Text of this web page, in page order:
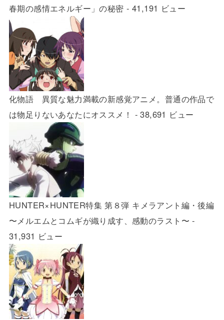
春期の感情エネルギー」の秘密 - 41,191 ビュー
化物語 異質な魅力満載の新感覚アニメ。普通の作品で
は物足りないあなたにオススメ！ - 38,691 ビュー
HUNTER×HUNTER特集 第８弾 キメラアント編・後編
〜メルエムとコムギが織り成す、感動のラスト〜 -
31,931 ビュー